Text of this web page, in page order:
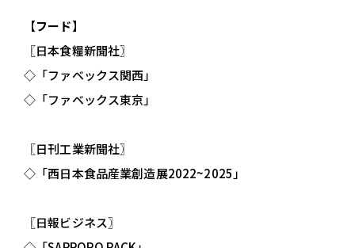
【フード】
〖日本食糧新聞社〗
◇「ファベックス関西」
◇「ファベックス東京」
〖日刊工業新聞社〗
◇「西日本食品産業創造展2022~2025」
〖日報ビジネス〗